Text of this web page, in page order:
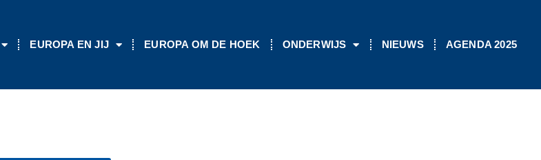
EUROPA EN JIJ EUROPA OM DE HOEK ONDERWIJS NIEUWS AGENDA 2025